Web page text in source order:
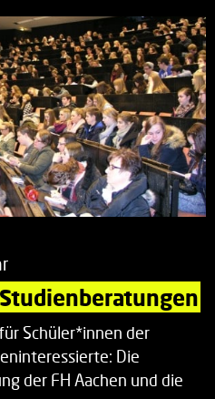
Schüler*innen der
Die
der FH Aachen und die